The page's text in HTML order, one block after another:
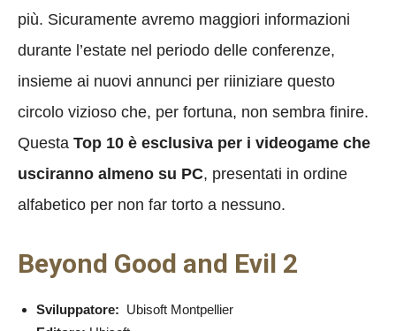
più. Sicuramente avremo maggiori informazioni
durante l’estate nel periodo delle conferenze,
insieme ai nuovi annunci per riiniziare questo
circolo vizioso che, per fortuna, non sembra finire.
Questa Top 10 è esclusiva per i videogame che
usciranno almeno su PC, presentati in ordine
alfabetico per non far torto a nessuno.
Beyond Good and Evil 2
Sviluppatore: Ubisoft Montpellier